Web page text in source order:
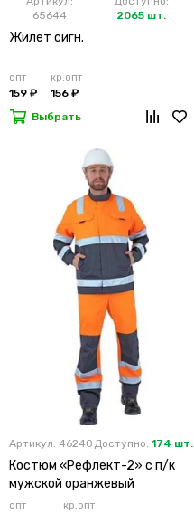
65644
2065 шт.
Жилет сигн.
опт
159 ₽
кр.опт
156 ₽
Выбрать
Артикул: 46240 Доступно: 174 шт.
Костюм «Рефлект-2» с п/к
мужской оранжевый
опт кр.опт